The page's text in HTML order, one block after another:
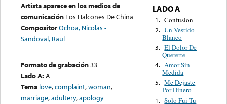
Artista aparece en los medios de
comunicación Los Halcones De China
CompositorOchoa, Nicolas -
Sandoval, Raul
Formato de grabación33
Lado A:A
Tema love,complaint,woman,
marriage,adultery,apology
LADO A
1. Confusion
2. Un Vestido
Blanco
3. El Dolor De
Quererte
4. Amor Sin
Medida
5. Me Dejaste
Por Dinero
1. Solo Fui Tu